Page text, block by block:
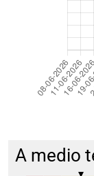
A medio